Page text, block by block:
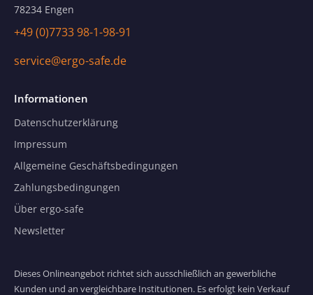
78234 Engen
+49 (0)7733 98-1-98-91
service@ergo-safe.de
Informationen
Datenschutzerklärung
Impressum
Allgemeine Geschäftsbedingungen
Zahlungsbedingungen
Über ergo-safe
Newsletter
Dieses Onlineangebot richtet sich ausschließlich an gewerbliche
Kunden und an vergleichbare Institutionen. Es erfolgt kein Verkauf